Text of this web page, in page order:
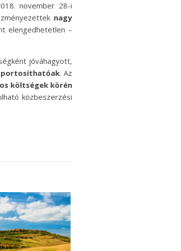
november 28-i
nagy
elengedhetetlen –
jóváhagyott,
. Az
költségek körén
közbeszerzési